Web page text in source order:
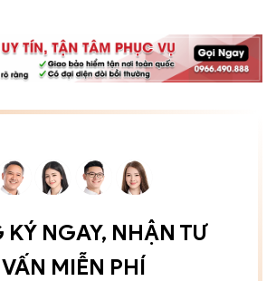
NGAY, NHẬN TƯ
VẤN MIỄN PHÍ